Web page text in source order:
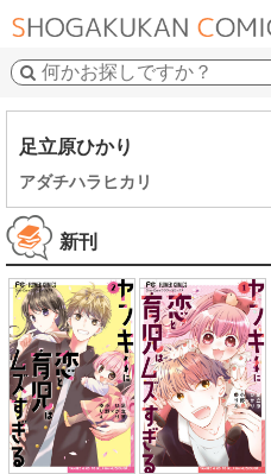
足立原ひかり
アダチハラヒカリ
新刊